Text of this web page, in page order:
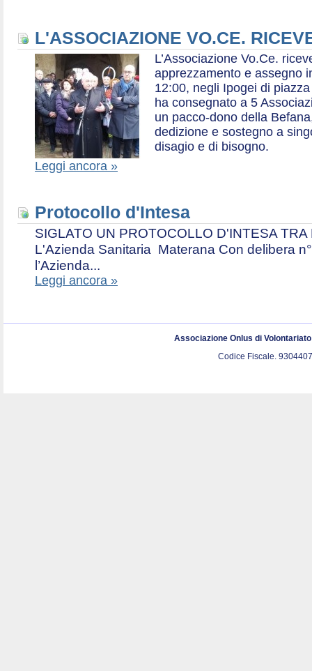
L'ASSOCIAZIONE VO.CE.
L’Associazione Vo.Ce.
apprezzamento e assegno
12:00, negli Ipogei di
ha consegnato a 5
un pacco-dono della
dedizione e sostegno a
disagio e di bisogno.
Leggi ancora »
Protocollo d'Intesa
SIGLATO UN PROTOCOLLO D'INTESA
L'Azienda Sanitaria Materana Con delibera
l’Azienda...
Leggi ancora »
Associazione Onlus di
Codice Fiscale.